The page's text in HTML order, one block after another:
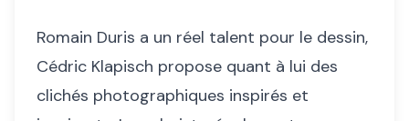
Romain Duris a un réel talent pour le dessin,
Cédric Klapisch propose quant à lui des
clichés photographiques inspirés et